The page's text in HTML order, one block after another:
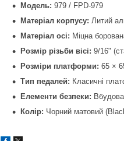
Модель: 979 / FPD-979
Матеріал корпусу: Литий
Матеріал осі: Міцна
Розмір різьби вісі: 9/16"
Розміри платформи: 65 ×
Тип педалей: Класичні
Елементи безпеки:
Колір: Чорний матовий